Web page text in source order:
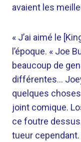
avaient les
« J’ai aimé le
l’époque. « Joe
beaucoup de
différentes…
quelques
joint comique.
ce foutre
tueur cependant.